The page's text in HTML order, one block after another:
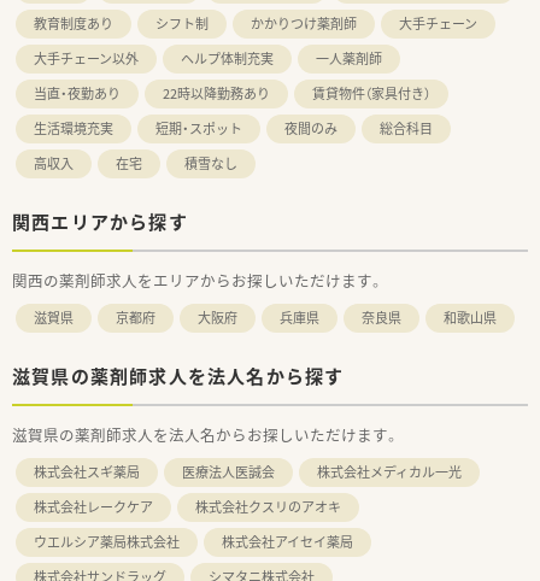
教育制度あり
シフト制 かかりつけ薬剤師
大手チェーン
大手チェーン以外
ヘルプ体制充実
一人薬剤師
当直・夜勤あり
22時以降勤務あり
賃貸物件（家具付き）
生活環境充実
短期・スポット 夜間のみ
総合科目
高収入
在宅 積雪なし
関西エリアから探す
関西の薬剤師求人をエリアからお探しいただけます。
滋賀県 京都府 大阪府 兵庫県 奈良県 和歌山県
滋賀県の薬剤師求人を法人名から探す
滋賀県の薬剤師求人を法人名からお探しいただけます。
株式会社スギ薬局 医療法人医誠会
株式会社メディカル一光
株式会社レークケア
株式会社クスリのアオキ
ウエルシア薬局株式会社
株式会社アイセイ薬局
株式会社サンドラッグ
シマタニ株式会社